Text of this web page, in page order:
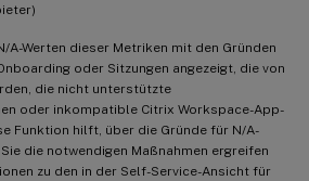
A-Werten dieser Metriken mit den Gründen
oder Sitzungen angezeigt, die von
die nicht unterstützte
oder inkompatible Citrix Workspace-App-
Funktion hilft, über die Gründe für N/A-
die notwendigen Maßnahmen ergreifen
zu den in der Self-Service-Ansicht für